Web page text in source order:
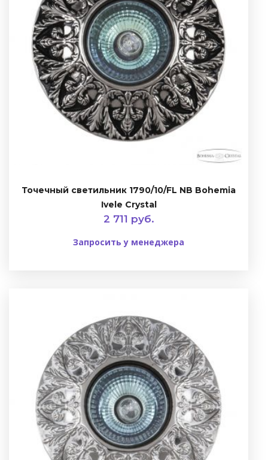
Точечный светильник 1790/10/FL NB Bohemia
Ivele Crystal
2 711 руб.
Запросить у менеджера